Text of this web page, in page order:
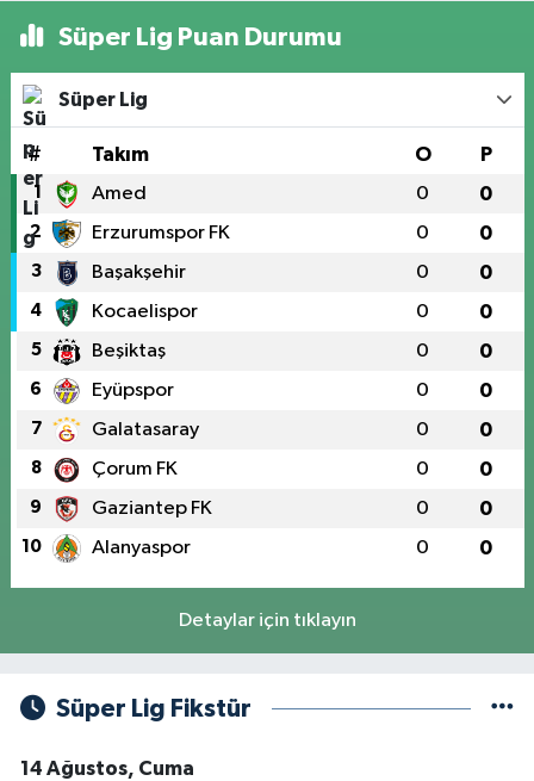
Süper Lig Puan Durumu
Süper Lig
# Takım O P
1 Amed 0 0
2 Erzurumspor FK 0 0
3 Başakşehir 0 0
4 Kocaelispor 0 0
5 Beşiktaş 0 0
6 Eyüpspor 0 0
7 Galatasaray 0 0
8 Çorum FK 0 0
9 Gaziantep FK 0 0
10 Alanyaspor 0 0
Detaylar için tıklayın
Süper Lig Fikstür
14 Ağustos, Cuma